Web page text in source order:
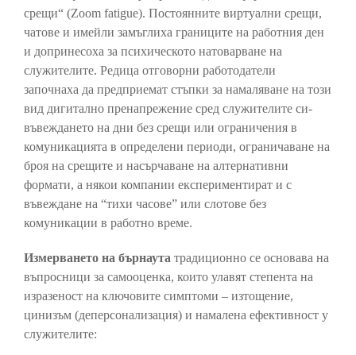
срещи“ (Zoom fatigue). Постоянните виртуални срещи,
чатове и имейли замъглиха границите на работния ден
и допринесоха за психическото натоварване на
служителите. Редица отговорни работодатели
започнаха да предприемат стъпки за намаляване на този
вид дигитално пренапрежение сред служителите си-
въвеждането на дни без срещи или ограничения в
комуникацията в определени периоди, ограничаване на
броя на срещите и насърчаване на алтернативни
формати, а някои компании експериментират и с
въвеждане на “тихи часове” или слотове без
комуникации в работно време.
Измерването на бърнаута традиционно се основава на
въпросници за самооценка, които улавят степента на
изразеност на ключовите симптоми – изтощение,
цинизъм (деперсонализация) и намалена ефективност у
служителите: